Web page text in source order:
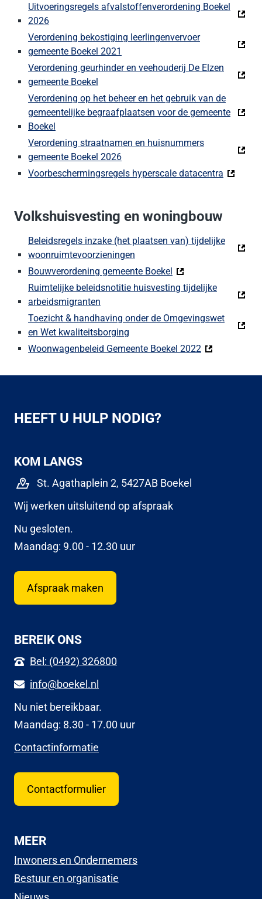
Uitvoeringsregels afvalstoffenverordening Boekel
2026
Verordening bekostiging leerlingenvervoer
gemeente Boekel 2021
Verordening geurhinder en veehouderij De Elzen
gemeente Boekel
Verordening op het beheer en het gebruik van de
gemeentelijke begraafplaatsen voor de gemeente
Boekel
Verordening straatnamen en huisnummers
gemeente Boekel 2026
Voorbeschermingsregels hyperscale datacentra
Volkshuisvesting en woningbouw
Beleidsregels inzake (het plaatsen van) tijdelijke
woonruimtevoorzieningen
Bouwverordening gemeente Boekel
Ruimtelijke beleidsnotitie huisvesting tijdelijke
arbeidsmigranten
Toezicht & handhaving onder de Omgevingswet
en Wet kwaliteitsborging
Woonwagenbeleid Gemeente Boekel 2022
HEEFT U HULP NODIG?
KOM LANGS
St. Agathaplein 2, 5427AB Boekel
Wij werken uitsluitend op afspraak
Nu gesloten.
Maandag: 9.00 - 12.30 uur
Afspraak maken
BEREIK ONS
Bel: (0492) 326800
info@boekel.nl
Nu niet bereikbaar.
Maandag: 8.30 - 17.00 uur
Contactinformatie
Contactformulier
MEER
Inwoners en Ondernemers
Bestuur en organisatie